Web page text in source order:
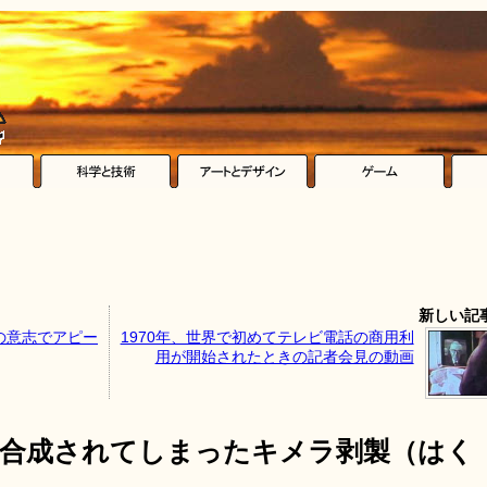
意志でアピー
新しい記
1970年、世界で初めてテレビ電話の商用利
用が開始されたときの記者会見の動画
成されてしまったキメラ剥製（はく